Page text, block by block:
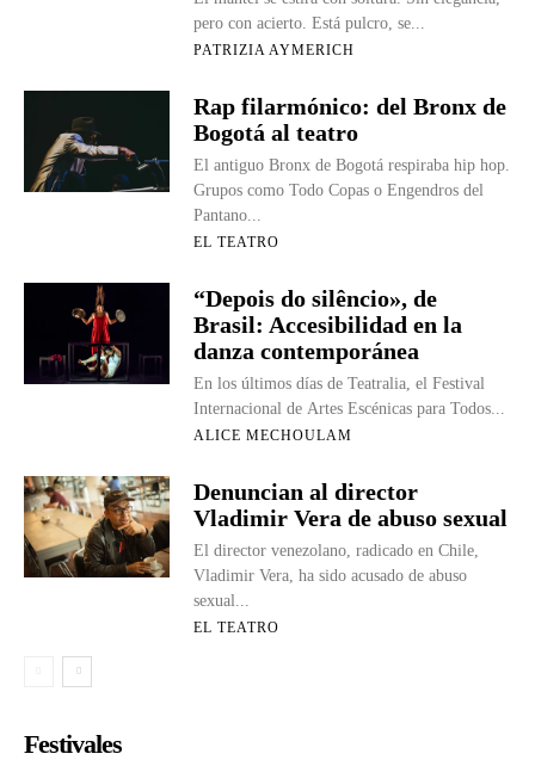
pero con acierto. Está pulcro, se...
PATRIZIA AYMERICH
Rap filarmónico: del Bronx de
Bogotá al teatro
El antiguo Bronx de Bogotá respiraba hip hop.
Grupos como Todo Copas o Engendros del
Pantano...
EL TEATRO
“Depois do silêncio», de
Brasil: Accesibilidad en la
danza contemporánea
En los últimos días de Teatralia, el Festival
Internacional de Artes Escénicas para Todos...
ALICE MECHOULAM
Denuncian al director
Vladimir Vera de abuso sexual
El director venezolano, radicado en Chile,
Vladimir Vera, ha sido acusado de abuso
sexual...
EL TEATRO
Festivales